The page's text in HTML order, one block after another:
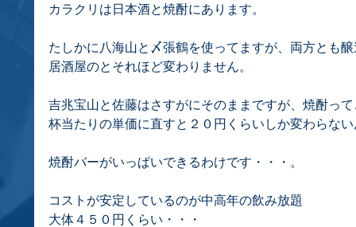
カラクリは日本酒と焼酎にあります。
たしかに八海山と〆張鶴を使ってますが、両方とも
居酒屋のとそれほど変わりません。
吉兆宝山と佐藤はさすがにそのままですが、焼酎っ
杯当たりの単価に直すと２０円くらいしか変わらな
焼酎バーがいっぱいできるわけです・・・。
コストが安定しているのが中高年の飲み放題
大体４５０円くらい・・・